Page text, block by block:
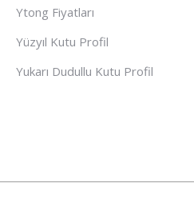
Ytong Fiyatları
Yüzyıl Kutu Profil
Yukarı Dudullu Kutu Profil